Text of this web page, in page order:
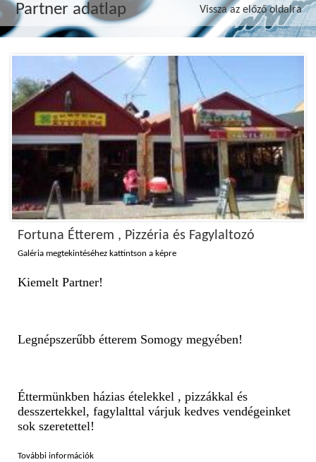
Partner adatlap Vissza az előző oldalra
Fortuna Étterem , Pizzéria és Fagylaltozó
Galéria megtekintéséhez kattintson a képre
Kiemelt Partner!
Legnépszerűbb étterem Somogy megyében!
Éttermünkben házias ételekkel , pizzákkal és
desszertekkel, fagylalttal várjuk kedves vendégeinket
sok szeretettel!
További információk